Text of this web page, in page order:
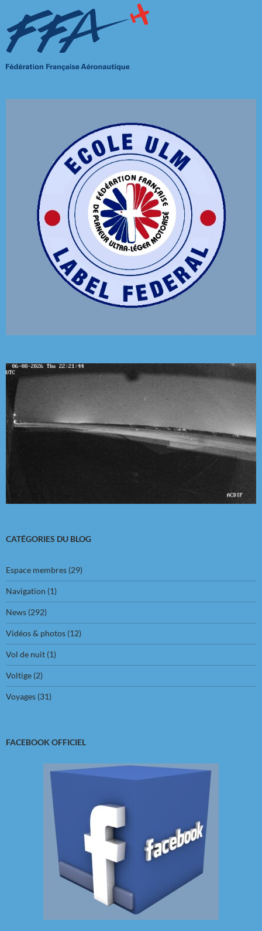
CATÉGORIES DU BLOG
Espace membres (29)
Navigation (1)
News (292)
Vidéos & photos (12)
Vol de nuit (1)
Voltige (2)
Voyages (31)
FACEBOOK OFFICIEL